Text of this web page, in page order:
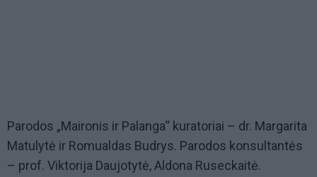
Parodos „Maironis ir Palanga“ kuratoriai – dr. Margarita
Matulytė ir Romualdas Budrys. Parodos konsultantės
– prof. Viktorija Daujotytė, Aldona Ruseckaitė.